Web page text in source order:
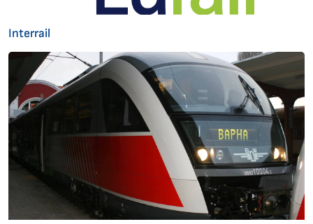
Interrail